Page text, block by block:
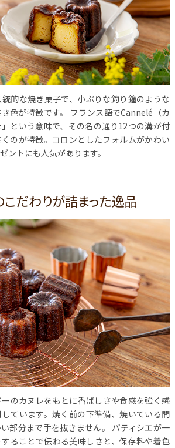
的な焼き菓子で、小ぶりな釣り鐘のような
色が特徴です。 フランス語でCannelé（カ
という意味で、その名の通り12つの溝が付
のが特徴。コロンとしたフォルムがかわい
ントにも人気があります。
こだわりが詰まった逸品
のカヌレをもとに香ばしさや食感を強く感
ています。焼く前の下準備、焼いている間
部分まで手を抜きません。 パティシエが一
ることで伝わる美味しさと、保存料や着色